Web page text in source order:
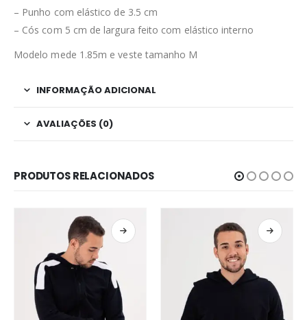
– Punho com elástico de 3.5 cm
– Cós com 5 cm de largura feito com elástico interno
Modelo mede 1.85m e veste tamanho M
INFORMAÇÃO ADICIONAL
AVALIAÇÕES (0)
PRODUTOS RELACIONADOS